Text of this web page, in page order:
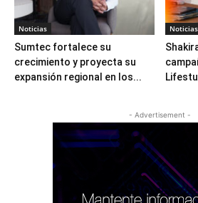
Noticias
Sumtec fortalece su
crecimiento y proyecta su
expansión regional en los...
Noticias
- Advertisement -